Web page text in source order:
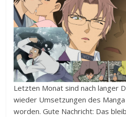
Letzten Monat sind nach langer
wieder Umsetzungen des
worden. Gute Nachricht: Das